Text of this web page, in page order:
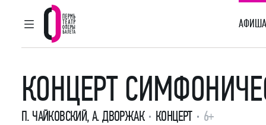
ГЛАВНОЕ МЕНЮ
Пермский театр оперы и балета
КОНЦЕРТ
П. ЧАЙКОВСКИЙ,А. ДВОРЖАК КОНЦЕРТ 6+